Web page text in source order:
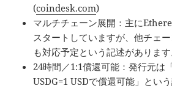
(coindesk.com)
マルチチェーン展開：主に
スタートしていますが、他チェー
も対応予定という記述がありま
24時間／1:1償還可能：発行元は
USDG=1 USDで償還可能」とい